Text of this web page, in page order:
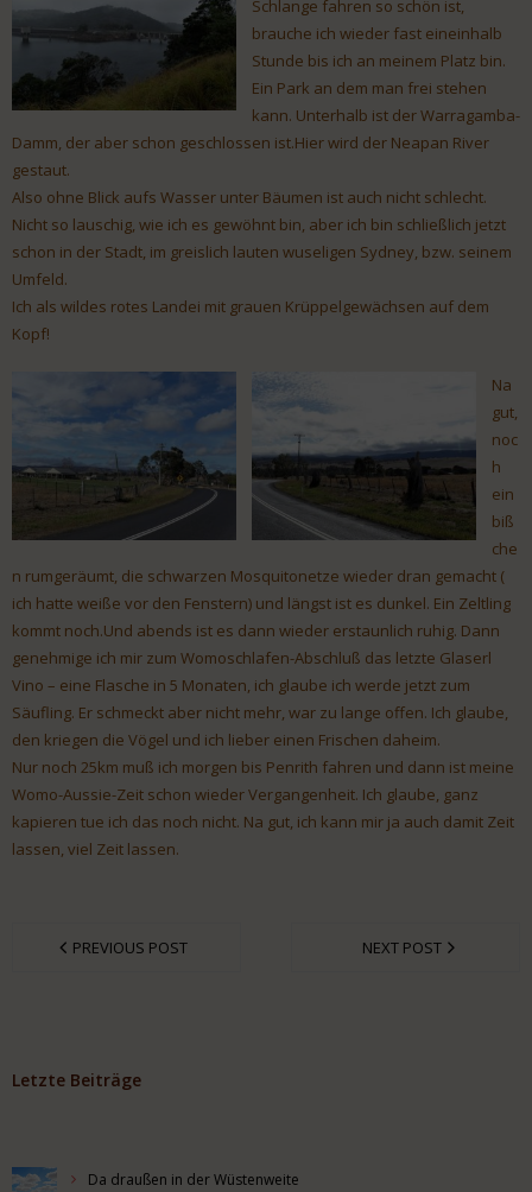
Schlange fahren so schön ist,
brauche ich wieder fast eineinhalb
Stunde bis ich an meinem Platz bin.
Ein Park an dem man frei stehen
kann. Unterhalb ist der Warragamba-
Damm, der aber schon geschlossen ist.Hier wird der Neapan River
gestaut.
Also ohne Blick aufs Wasser unter Bäumen ist auch nicht schlecht.
Nicht so lauschig, wie ich es gewöhnt bin, aber ich bin schließlich jetzt
schon in der Stadt, im greislich lauten wuseligen Sydney, bzw. seinem
Umfeld.
Ich als wildes rotes Landei mit grauen Krüppelgewächsen auf dem
Kopf!
Na
gut,
noc
h
ein
biß
che
n rumgeräumt, die schwarzen Mosquitonetze wieder dran gemacht (
ich hatte weiße vor den Fenstern) und längst ist es dunkel. Ein Zeltling
kommt noch.Und abends ist es dann wieder erstaunlich ruhig. Dann
genehmige ich mir zum Womoschlafen-Abschluß das letzte Glaserl
Vino – eine Flasche in 5 Monaten, ich glaube ich werde jetzt zum
Säufling. Er schmeckt aber nicht mehr, war zu lange offen. Ich glaube,
den kriegen die Vögel und ich lieber einen Frischen daheim.
Nur noch 25km muß ich morgen bis Penrith fahren und dann ist meine
Womo-Aussie-Zeit schon wieder Vergangenheit. Ich glaube, ganz
kapieren tue ich das noch nicht. Na gut, ich kann mir ja auch damit Zeit
lassen, viel Zeit lassen.
PREVIOUS POST NEXT POST
Letzte Beiträge
Da draußen in der Wüstenweite